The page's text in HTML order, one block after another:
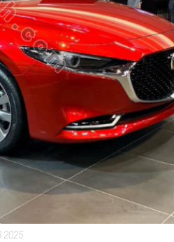
2025